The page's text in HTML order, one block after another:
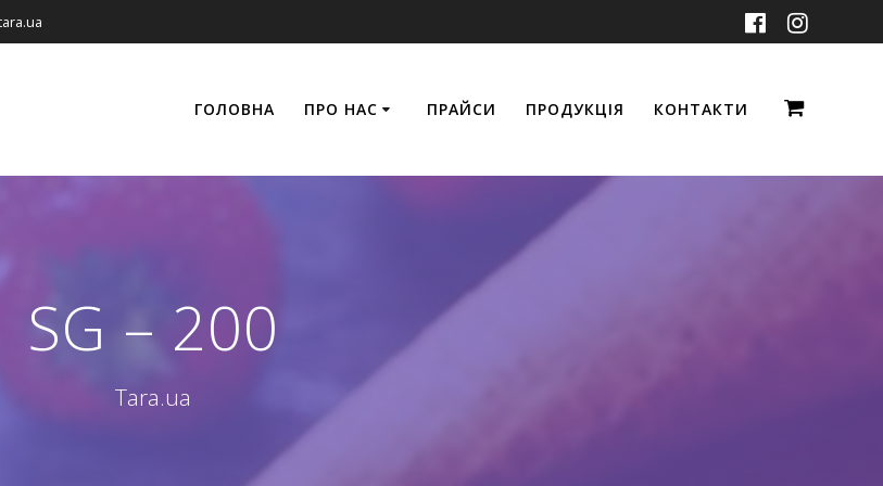
ГОЛОВНА ПРО НАС ПРАЙСИ ПРОДУКЦІЯ КОНТАКТИ
SG – 200
Tara.ua